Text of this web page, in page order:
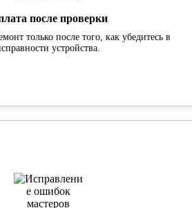
после проверки
только после того, как убедитесь в
устройства.